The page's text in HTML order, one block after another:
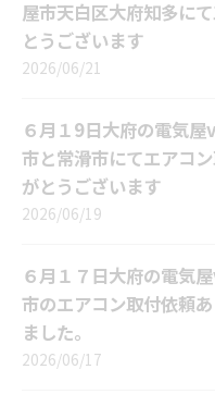
屋市天白区大府知多に
とうございます
2026/06/21
６月１9日大府の電気
市と常滑市にてエアコ
がとうございます
2026/06/19
６月１７日大府の電気
市のエアコン取付依頼
ました。
2026/06/17